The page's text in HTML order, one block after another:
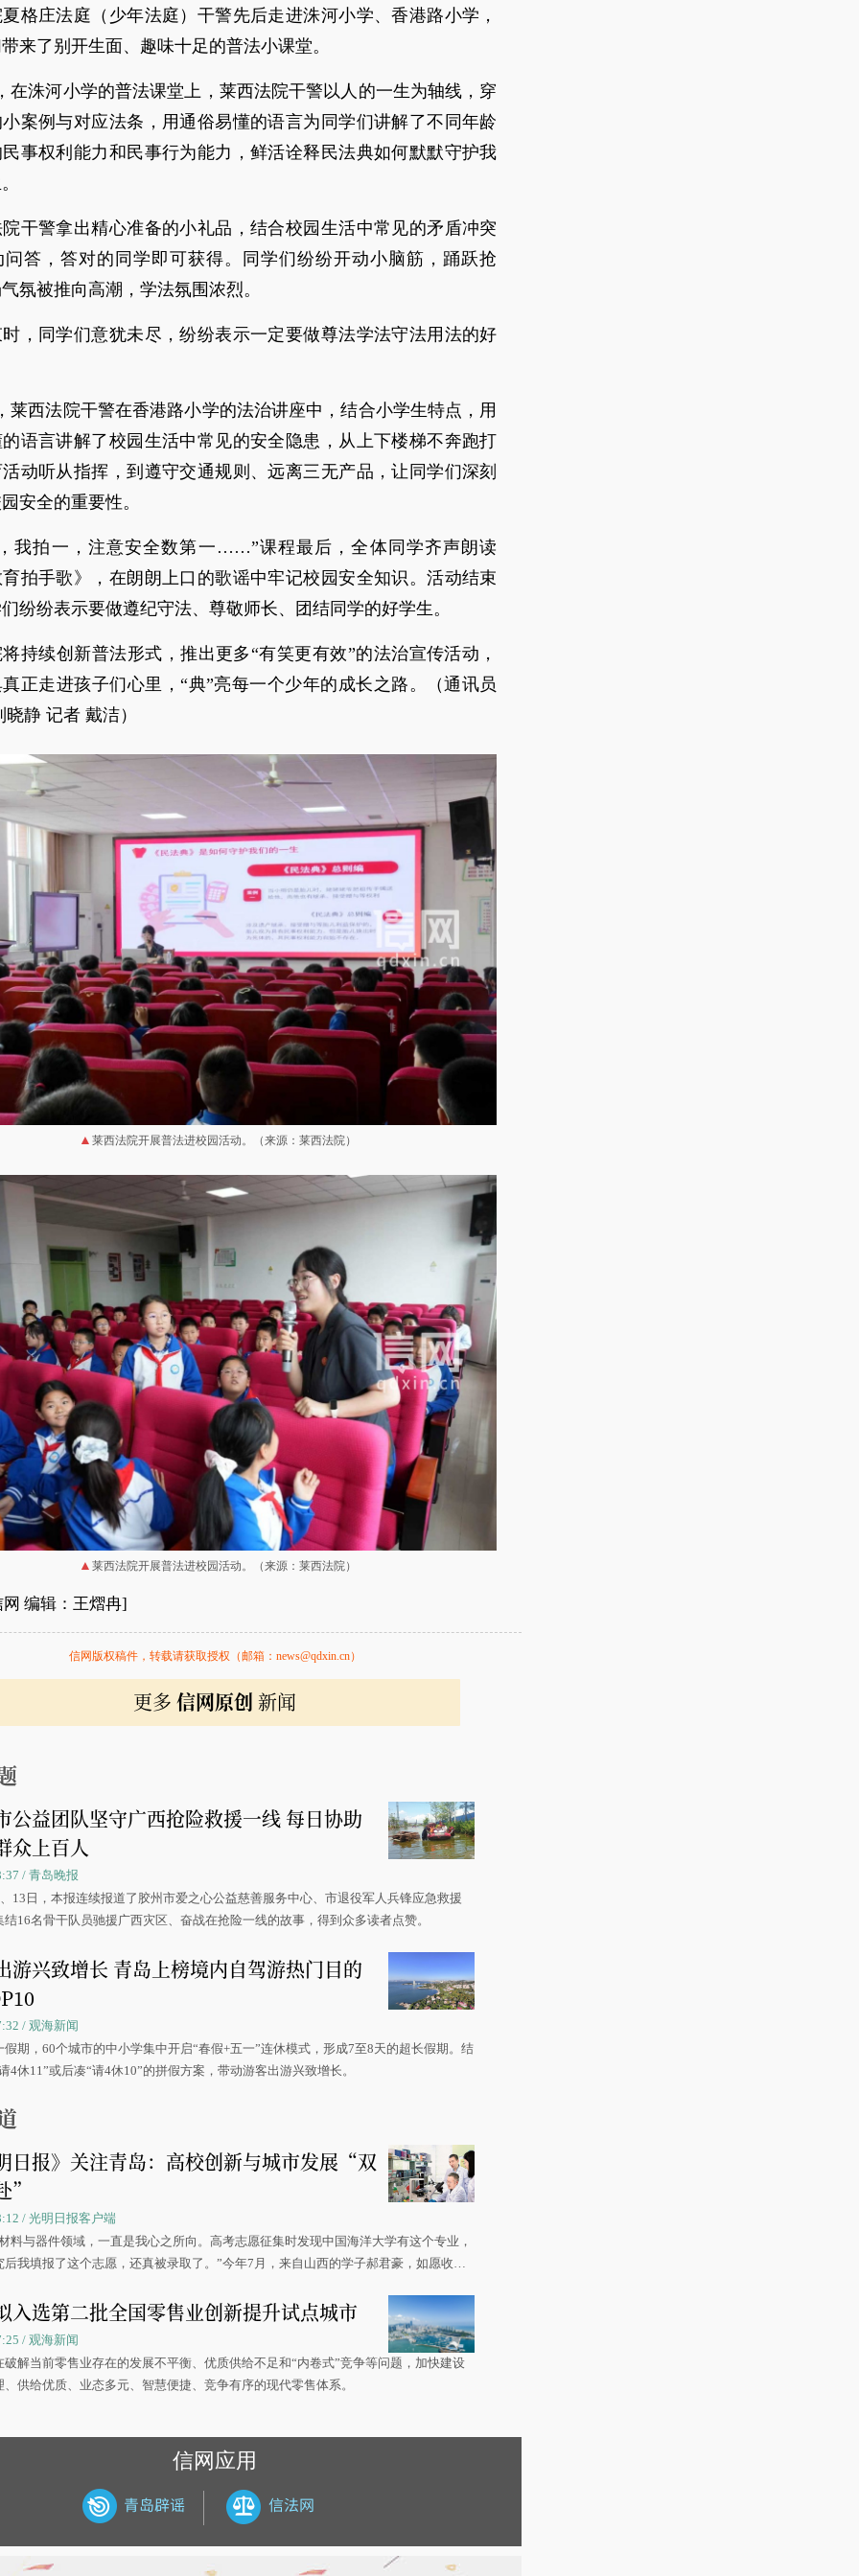
格庄法庭（少年法庭）干警先后走进洙河小学、香港路小学，
来了别开生面、趣味十足的普法小课堂。
在洙河小学的普法课堂上，莱西法院干警以人的一生为轴线，穿
案例与对应法条，用通俗易懂的语言为同学们讲解了不同年龄
事权利能力和民事行为能力，鲜活诠释民法典如何默默守护我
干警拿出精心准备的小礼品，结合校园生活中常见的矛盾冲突
问答，答对的同学即可获得。同学们纷纷开动小脑筋，踊跃抢
氛被推向高潮，学法氛围浓烈。
，同学们意犹未尽，纷纷表示一定要做尊法学法守法用法的好
莱西法院干警在香港路小学的法治讲座中，结合小学生特点，用
语言讲解了校园生活中常见的安全隐患，从上下楼梯不奔跑打
动听从指挥，到遵守交通规则、远离三无产品，让同学们深刻
安全的重要性。
我拍一，注意安全数第一……”课程最后，全体同学齐声朗读
拍手歌》，在朗朗上口的歌谣中牢记校园安全知识。活动结束
纷纷表示要做遵纪守法、尊敬师长、团结同学的好学生。
持续创新普法形式，推出更多“有笑更有效”的法治宣传活动，
正走进孩子们心里，“典”亮每一个少年的成长之路。（通讯员
静 记者 戴洁）
莱西法院开展普法进校园活动。（来源：莱西法院）
莱西法院开展普法进校园活动。（来源：莱西法院）
编辑：王熠冉]
信网版权稿件，转载请获取授权（邮箱：news@qdxin.cn）
更多 信网原创 新闻
公益团队坚守广西抢险救援一线 每日协助
众上百人
/ 青岛晚报
13日，本报连续报道了胶州市爱之心公益慈善服务中心、市退役军人兵锋应急救援
结16名骨干队员驰援广西灾区、奋战在抢险一线的故事，得到众多读者点赞。
游兴致增长 青岛上榜境内自驾游热门目的
/ 观海新闻
假期，60个城市的中小学集中开启“春假+五一”连休模式，形成7至8天的超长假期。结
4休11”或后凑“请4休10”的拼假方案，带动游客出游兴致增长。
日报》关注青岛：高校创新与城市发展“双
”
/ 光明日报客户端
料与器件领域，一直是我心之所向。高考志愿征集时发现中国海洋大学有这个专业，
后我填报了这个志愿，还真被录取了。”今年7月，来自山西的学子郝君豪，如愿收到
入选第二批全国零售业创新提升试点城市
/ 观海新闻
破解当前零售业存在的发展不平衡、优质供给不足和“内卷式”竞争等问题，加快建设
、供给优质、业态多元、智慧便捷、竞争有序的现代零售体系。
信网应用